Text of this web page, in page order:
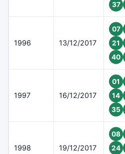
37
1996 13/12/2017
07
21
40
1997 16/12/2017
01
14
35
1998 19/12/2017
08
24